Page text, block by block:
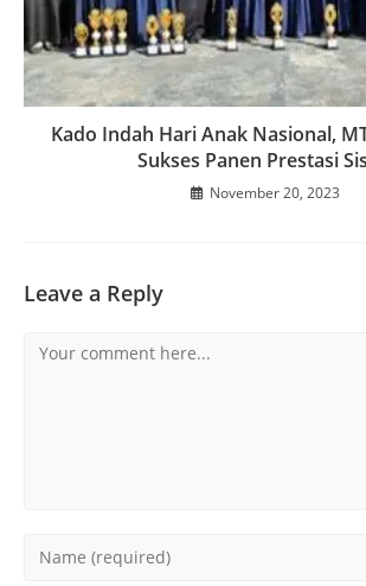
Kado Indah Hari Anak Nasional,
Sukses Panen Prestasi
November 20, 2023
Leave a Reply
Comment
Enter